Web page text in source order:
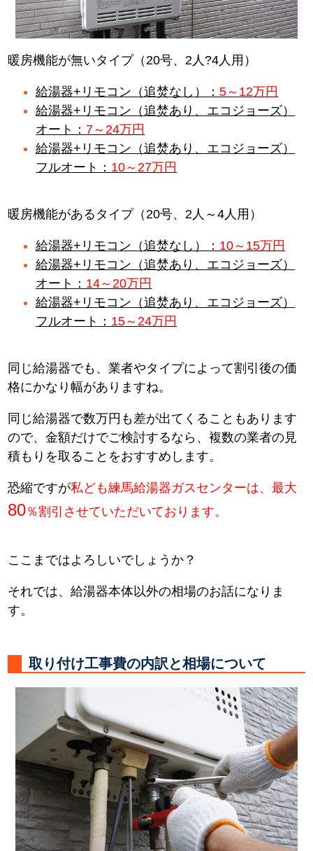
暖房機能が無いタイプ（20号、2人?4人用）
給湯器+リモコン（追焚なし）：5～12万円
給湯器+リモコン（追焚あり、エコジョーズ）
オート： 7～24万円
給湯器+リモコン（追焚あり、エコジョーズ）
フルオート： 10～27万円
暖房機能があるタイプ（20号、2人～4人用）
給湯器+リモコン（追焚なし）： 10～15万円
給湯器+リモコン（追焚あり、エコジョーズ）
オート： 14～20万円
給湯器+リモコン（追焚あり、エコジョーズ）
フルオート： 15～24万円
同じ給湯器でも、業者やタイプによって割引後の価
格にかなり幅がありますね。
同じ給湯器で数万円も差が出てくることもあります
ので、金額だけでご検討するなら、複数の業者の見
積もりを取ることをおすすめします。
恐縮ですが私ども練馬給湯器ガスセンターは、最大
80％割引させていただいております。
ここまではよろしいでしょうか？
それでは、給湯器本体以外の相場のお話になりま
す。
取り付け工事費の内訳と相場について